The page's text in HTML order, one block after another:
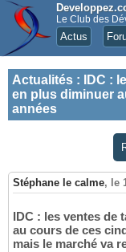
Le Club des
Actus
Actualités :
IDC :
en plus diminuer
années
Stéphane le calme, le
IDC : les ventes de
au cours de ces
mais le marché va